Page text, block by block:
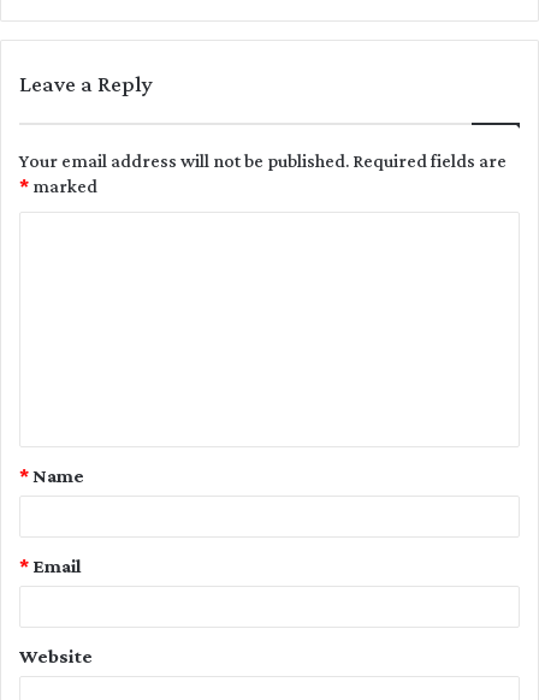
Leave a Reply
Your email address will not be published.Required fields are
marked
*
t
Name
*
Email
*
Website